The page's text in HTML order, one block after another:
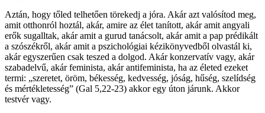
Aztán, hogy tőled telhetően törekedj a jóra. Akár azt valósítod meg,
amit otthonról hoztál, akár, amire az élet tanított, akár amit angyali
erők sugalltak, akár amit a gurud tanácsolt, akár amit a pap prédikált
a szószékről, akár amit a pszichológiai kézikönyvedből olvastál ki,
akár egyszerűen csak teszed a dolgod. Akár konzervatív vagy, akár
szabadelvű, akár feminista, akár antifeminista, ha az életed ezeket
termi: „szeretet, öröm, békesség, kedvesség, jóság, hűség, szelídség
és mértékletesség” (Gal 5,22-23) akkor egy úton járunk. Akkor
testvér vagy.